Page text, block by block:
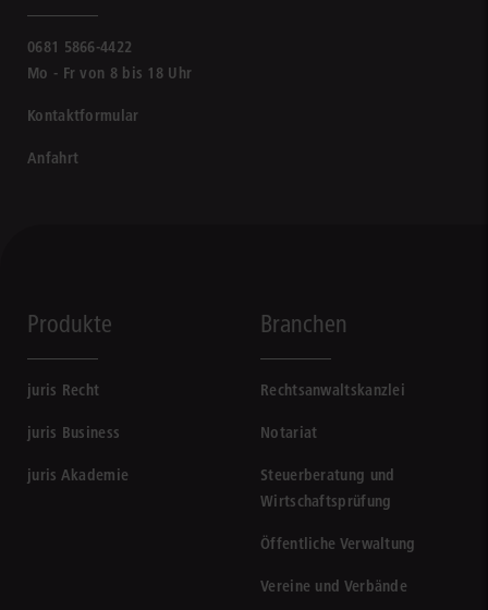
0681 5866-4422
Mo - Fr von 8 bis 18 Uhr
Kontaktformular
Anfahrt
Produkte
juris Recht
juris Business
juris Akademie
Branchen
Rechtsanwaltskanzlei
Notariat
Steuerberatung und
Wirtschaftsprüfung
Öffentliche Verwaltung
Vereine und Verbände